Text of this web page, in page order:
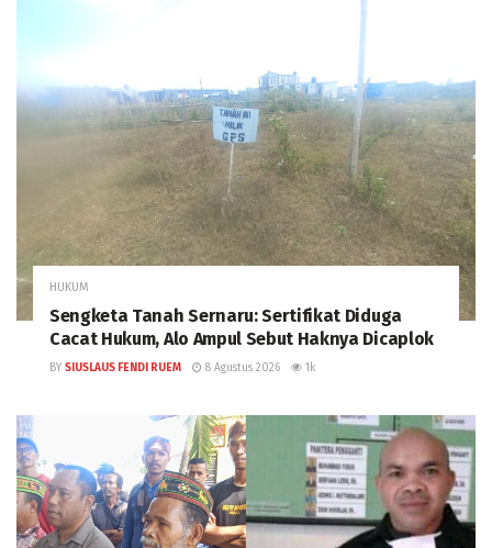
HUKUM
Sengketa Tanah Sernaru: Sertifikat Diduga
Cacat Hukum, Alo Ampul Sebut Haknya Dicaplok
BY SIUSLAUS FENDI RUEM 8 Agustus 2026 1k